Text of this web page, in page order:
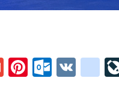
G
Pi O V
g